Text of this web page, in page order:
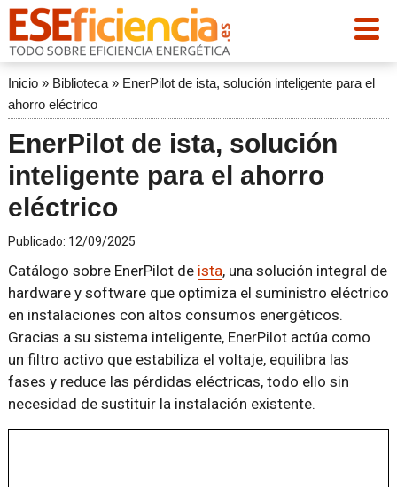
Inicio» Biblioteca» EnerPilot de ista, solución inteligente para el
ahorro eléctrico
EnerPilot de ista, solución
inteligente para el ahorro
eléctrico
Publicado: 12/09/2025
Catálogo sobre EnerPilot de ista, una solución integral de
hardware y software que optimiza el suministro eléctrico
en instalaciones con altos consumos energéticos.
Gracias a su sistema inteligente, EnerPilot actúa como
un filtro activo que estabiliza el voltaje, equilibra las
fases y reduce las pérdidas eléctricas, todo ello sin
necesidad de sustituir la instalación existente.